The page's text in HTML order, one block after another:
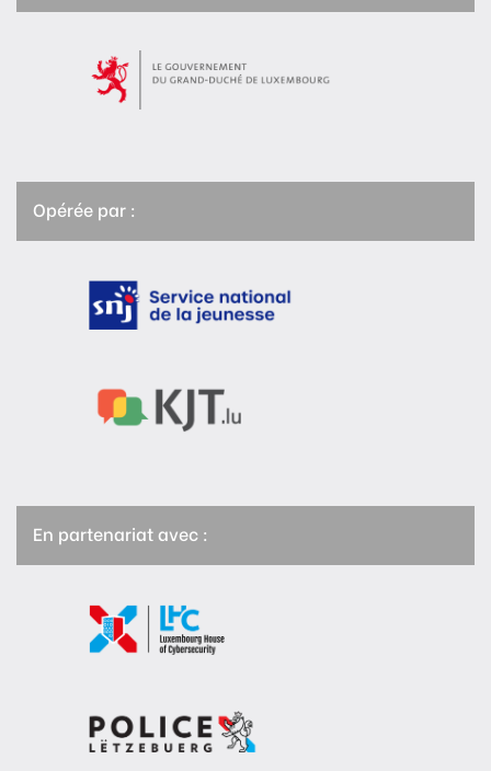
Opérée par :
En partenariat avec :